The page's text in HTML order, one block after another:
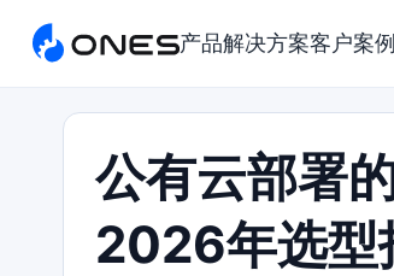
产品解决方案客户案例
公有云部署
2026年选型